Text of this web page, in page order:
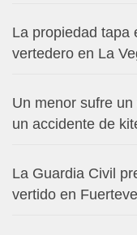
La propiedad tapa
vertedero en La
Un menor sufre
un accidente de
La Guardia Civil
vertido en